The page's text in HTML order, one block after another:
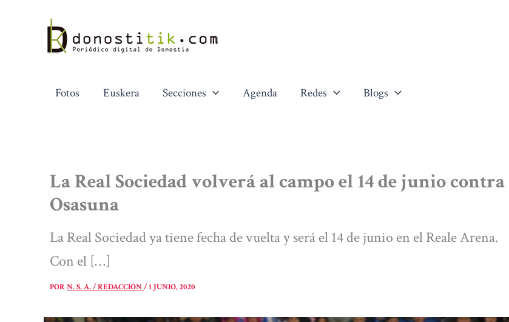
contenido
Fotos Euskera Secciones Agenda Redes Blogs
La Real Sociedad volverá al campo el 14 de junio contra
Osasuna
La Real Sociedad ya tiene fecha de vuelta y será el 14 de junio en el Reale Arena.
Con el […]
PORN. S. A. / REDACCIÓN/1 JUNIO, 2020